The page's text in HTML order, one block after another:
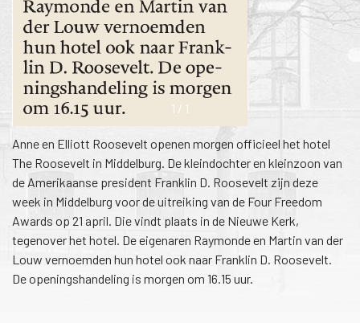
1 / 1
Anne en Elliott Roosevelt openen morgen officieel het hotel
The Roosevelt in Middelburg. De kleindochter en kleinzoon van
de Amerikaanse president Franklin D. Roosevelt zijn deze
week in Middelburg voor de uitreiking van de Four Freedom
Awards op 21 april. Die vindt plaats in de Nieuwe Kerk,
tegenover het hotel. De eigenaren Raymonde en Martin van der
Louw vernoemden hun hotel ook naar Franklin D. Roosevelt.
De openingshandeling is morgen om 16.15 uur.